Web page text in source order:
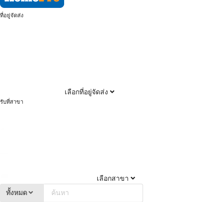
ที่อยู่จัดส่ง
เลือกที่อยู่จัดส่ง
รับที่สาขา
เลือกสาขา
ทั้งหมด